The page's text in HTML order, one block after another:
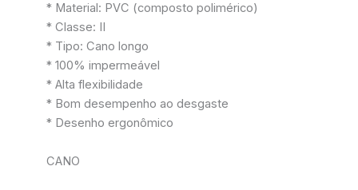
* Material: PVC (composto polimérico)
* Classe: II
* Tipo: Cano longo
* 100% impermeável
* Alta flexibilidade
* Bom desempenho ao desgaste
* Desenho ergonômico
CANO